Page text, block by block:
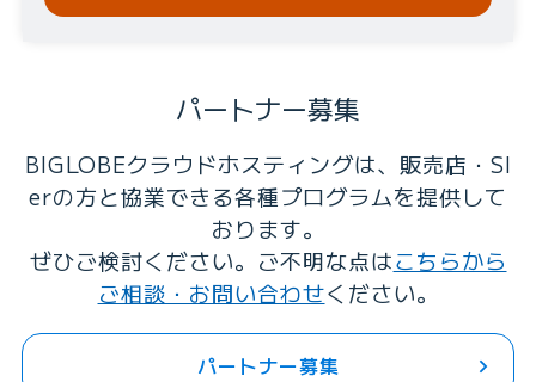
パートナー募集
BIGLOBEクラウドホスティングは、販売店・SI
erの方と協業できる各種プログラムを提供して
おります。
ぜひご検討ください。ご不明な点はこちらから
ご相談・お問い合わせください。
パートナー募集